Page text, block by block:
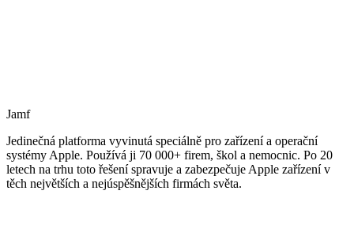
Jamf
Jedinečná platforma vyvinutá speciálně pro zařízení a operační
systémy Apple. Používá ji 70 000+ firem, škol a nemocnic. Po 20
letech na trhu toto řešení spravuje a zabezpečuje Apple zařízení v
těch největších a nejúspěšnějších firmách světa.